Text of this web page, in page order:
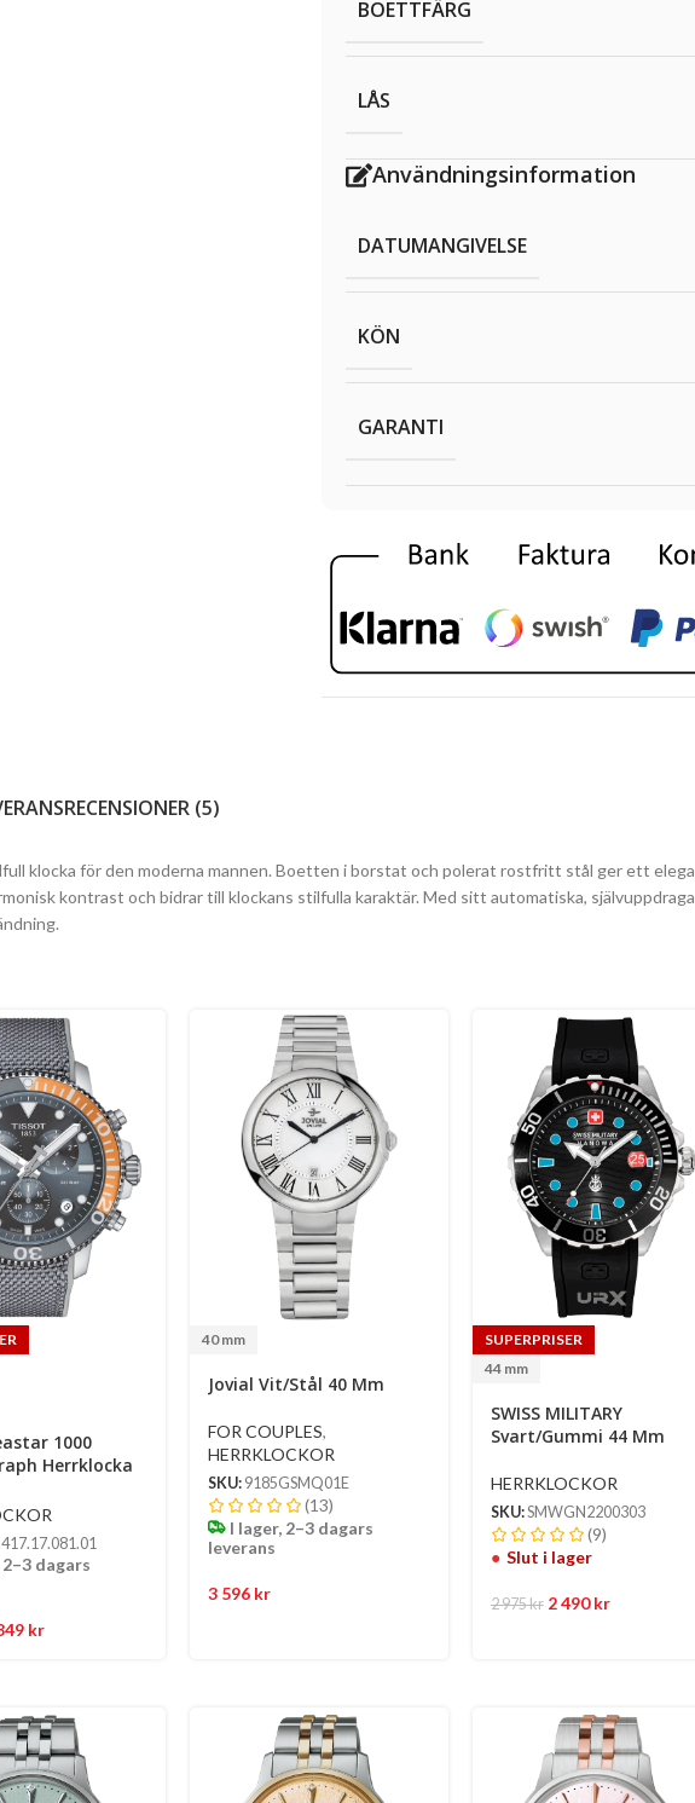
BOETTFÄRG
LÅS
Användningsinformation
DATUMANGIVELSE
KÖN
GARANTI
RECENSIONER (5)
klocka för den moderna mannen. Boetten i borstat och polerat rostfritt stål ger ett
kontrast och bidrar till klockans stilfulla karaktär. Med sitt automatiska,
1000
Herrklocka
Rostfri Boett
FKM Rem
2–3 dagars
kr
40 mm
Jovial Vit/Stål 40 Mm
FOR COUPLES,
HERRKLOCKOR
SKU: 9185GSMQ01E
(13)
I lager, 2–3 dagars
leverans
3 596 kr
SUPERPRISER
44 mm
SWISS MILITARY
Svart/Gummi 44 Mm
HERRKLOCKOR
SKU:SMWGN2200303
(9)
Slut i lager
2 975kr 2 490kr